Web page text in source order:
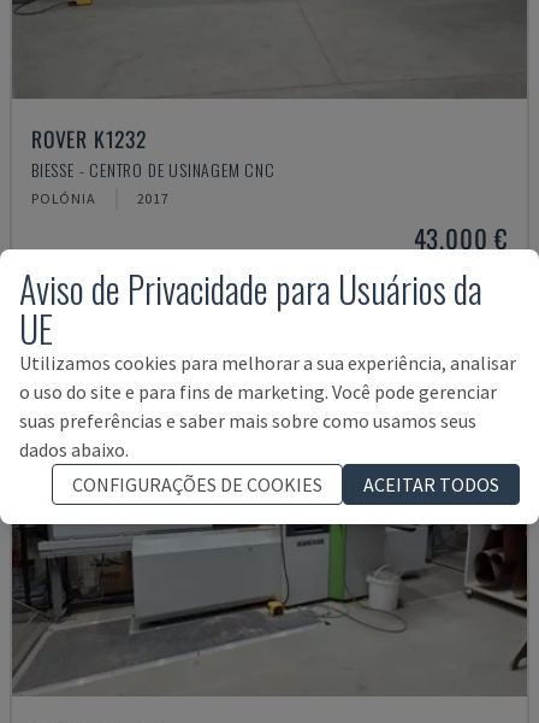
ROVER K1232
BIESSE - CENTRO DE USINAGEM CNC
POLÓNIA 2017
43.000 €
Aviso de Privacidade para Usuários da
UE
Utilizamos cookies para melhorar a sua experiência, analisar
o uso do site e para fins de marketing. Você pode gerenciar
suas preferências e saber mais sobre como usamos seus
dados abaixo.
CONFIGURAÇÕES DE COOKIES
ACEITAR TODOS